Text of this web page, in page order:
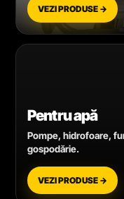
VEZI PRODUSE →
Pentru apă
Pompe, hidrofoare,
gospodărie.
VEZI PRODUSE →